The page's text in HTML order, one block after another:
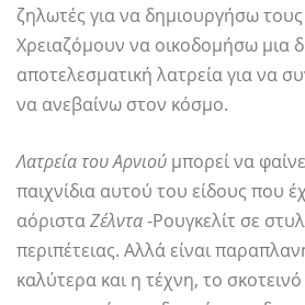
ζηλωτές για να δημιουργήσω
Χρειαζόμουν να οικοδομήσω μια
αποτελεσματική λατρεία για να
να ανεβαίνω στον κόσμο.
Λατρεία του Αρνιού μπορεί να
παιχνίδια αυτού του είδους που
αόρισταΖέλντα-Ρουγκελίτ σε
περιπέτειας. Αλλά είναι
καλύτερα και η τέχνη, το